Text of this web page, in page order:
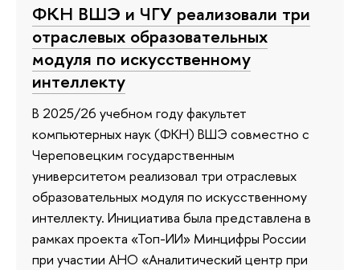
ФКН ВШЭ и ЧГУ реализовали три
отраслевых образовательных
модуля по искусственному
интеллекту
В 2025/26 учебном году факультет
компьютерных наук (ФКН) ВШЭ совместно с
Череповецким государственным
университетом реализовал три отраслевых
образовательных модуля по искусственному
интеллекту. Инициатива была представлена в
рамках проекта «Топ-ИИ» Минцифры России
при участии АНО «Аналитический центр при